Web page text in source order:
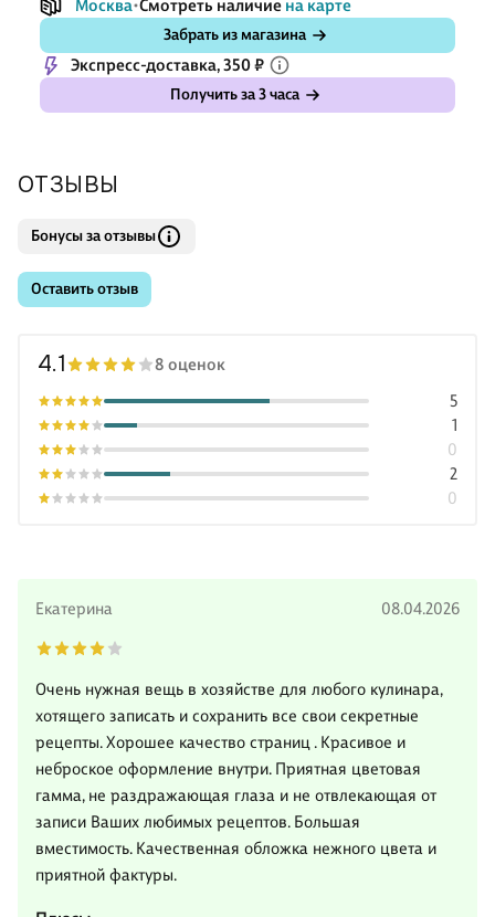
Москва Смотреть наличие на карте
Забрать из магазина
Экспресс-доставка, 350 ₽
Получить за 3 часа
ОТЗЫВЫ
Бонусы за отзывы
Оставить отзыв
4.1 8 оценок
0
2
0
1
5
Екатерина 08.04.2026
Очень нужная вещь в хозяйстве для любого кулинара,
хотящего записать и сохранить все свои секретные
рецепты. Хорошее качество страниц . Красивое и
неброское оформление внутри. Приятная цветовая
гамма, не раздражающая глаза и не отвлекающая от
записи Ваших любимых рецептов. Большая
вместимость. Качественная обложка нежного цвета и
приятной фактуры.